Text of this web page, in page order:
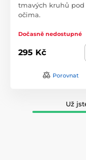
tmavých kruhů pod
očima.
Dočasně nedostupné
295 Kč
Porovnat
Už